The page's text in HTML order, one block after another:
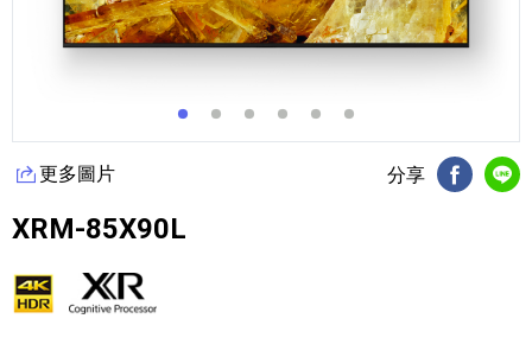
更多圖片 分享
FB分享
XRM-85X90L